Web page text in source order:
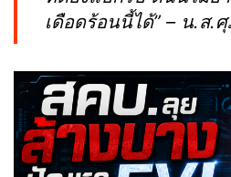
เดือดร้อนนี้ได้” – น.ส.